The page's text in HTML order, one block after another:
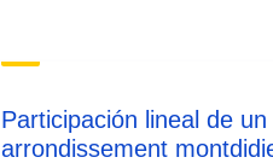
Participación lineal de un
arrondissement